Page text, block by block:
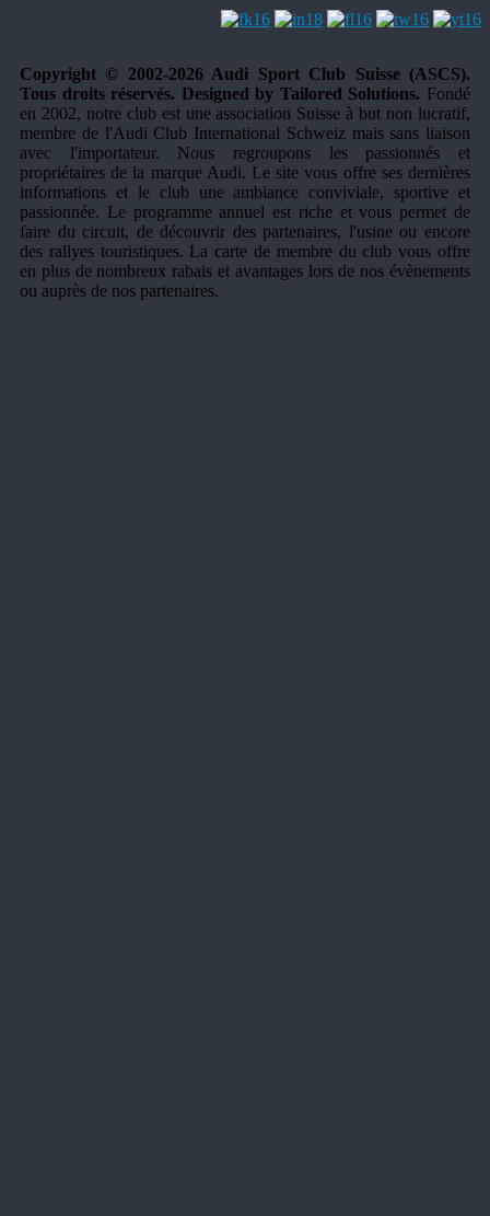
Copyright © 2002-2026 Audi Sport Club Suisse (ASCS).
Tous droits réservés. Designed by Tailored Solutions. Fondé
en 2002, notre club est une association Suisse à but non lucratif,
membre de l'Audi Club International Schweiz mais sans liaison
avec l'importateur. Nous regroupons les passionnés et
propriétaires de la marque Audi. Le site vous offre ses dernières
informations et le club une ambiance conviviale, sportive et
passionnée. Le programme annuel est riche et vous permet de
faire du circuit, de découvrir des partenaires, l'usine ou encore
des rallyes touristiques. La carte de membre du club vous offre
en plus de nombreux rabais et avantages lors de nos évènements
ou auprès de nos partenaires.